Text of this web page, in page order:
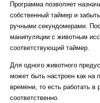
Программа позволяет
собственный таймер и
ручными секундомерами.
манипуляции с животным
соответствующий таймер.
Для одного животного
может быть настроен как на
времени, то есть работать
соответственно.